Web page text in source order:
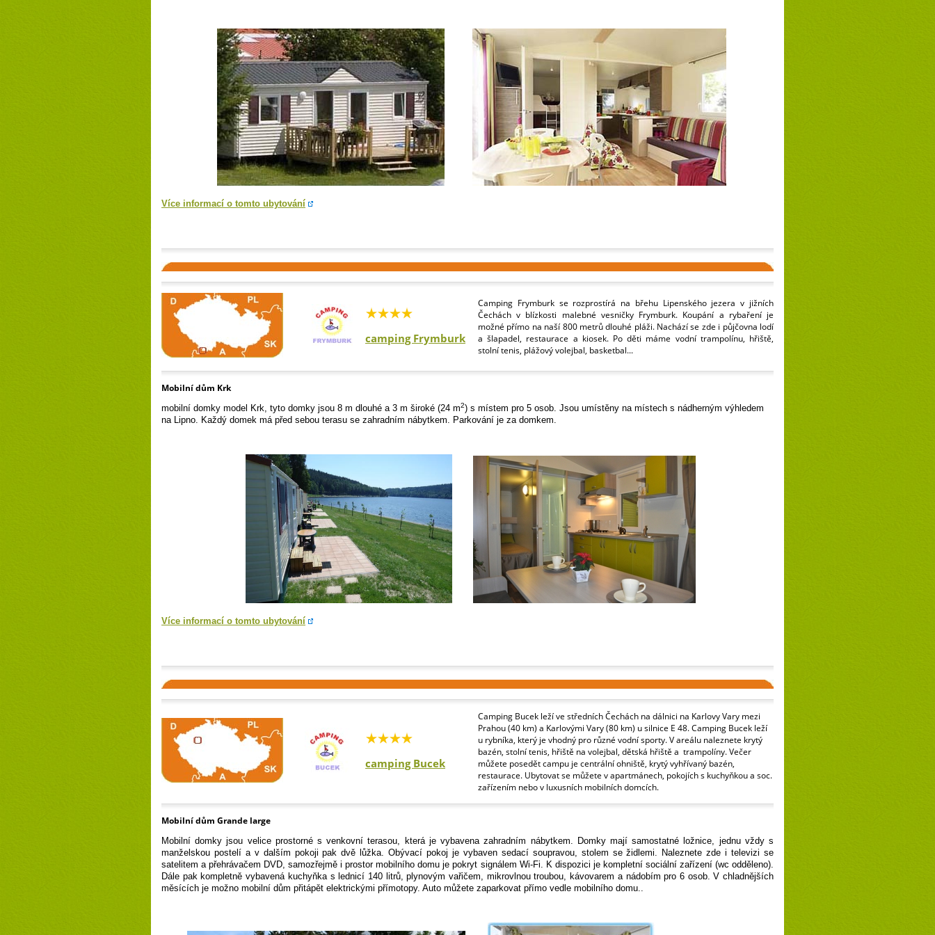
Více informací o tomto ubytování
camping Frymburk
Camping Frymburk se rozprostírá na břehu Lipenského jezera v jižních
Čechách v blízkosti malebné vesničky Frymburk. Koupání a rybaření je
možné přímo na naší 800 metrů dlouhé pláži. Nachází se zde i půjčovna lodí
a šlapadel, restaurace a kiosek. Po děti máme vodní trampolínu, hřiště,
stolní tenis, plážový volejbal, basketbal...
Mobilní dům Krk
mobilní domky model Krk, tyto domky jsou 8 m dlouhé a 3 m široké (24 m2) s místem pro 5 osob. Jsou umístěny na místech s nádherným výhledem
na Lipno. Každý domek má před sebou terasu se zahradním nábytkem. Parkování je za domkem.
Více informací o tomto ubytování
camping Bucek
Camping Bucek leží ve středních Čechách na dálnici na Karlovy Vary mezi
Prahou (40 km) a Karlovými Vary (80 km) u silnice E 48. Camping Bucek leží
u rybníka, který je vhodný pro různé vodní sporty. V areálu naleznete krytý
bazén, stolní tenis, hřiště na volejbal, dětská hřiště a trampolíny. Večer
můžete posedět campu je centrální ohniště, krytý vyhřívaný bazén,
restaurace. Ubytovat se můžete v apartmánech, pokojích s kuchyňkou a soc.
zařízením nebo v luxusních mobilních domcích.
Mobilní dům Grande large
Mobilní domky jsou velice prostorné s venkovní terasou, která je vybavena zahradním nábytkem. Domky mají samostatné ložnice, jednu vždy s
manželskou postelí a v dalším pokoji pak dvě lůžka. Obývací pokoj je vybaven sedací soupravou, stolem se židlemi. Naleznete zde i televizi se
satelitem a přehrávačem DVD, samozřejmě i prostor mobilního domu je pokryt signálem Wi-Fi. K dispozici je kompletní sociální zařízení (wc odděleno).
Dále pak kompletně vybavená kuchyňka s lednicí 140 litrů, plynovým vařičem, mikrovlnou troubou, kávovarem a nádobím pro 6 osob. V chladnějších
měsících je možno mobilní dům přitápět elektrickými přímotopy. Auto můžete zaparkovat přímo vedle mobilního domu..